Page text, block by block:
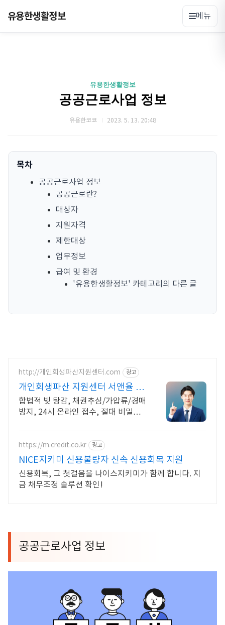
유용한생활정보 메뉴
유용한생활정보
공공근로사업 정보
유용한코코 2023. 5. 13. 20:48
목차
공공근로사업 정보
공공근로란?
대상자
지원자격
제한대상
업무정보
급여 및 환경
'유용한생활정보' 카테고리의 다른 글
http://개인회생파산지원센터.com 광고
개인회생파산 지원센터 서앤율 빚
탕감 모든 부채 해결
합법적 빚 탕감, 채권추심/가압류/경매
방지, 24시 온라인 접수, 절대 비밀보
https://m.credit.co.kr 광고
NICE지키미 신용불량자 신속 신용회복 지원
신용회복, 그 첫걸음을 나이스지키미가 함께 합니다. 지
금 채무조정 솔루션 확인!
공공근로사업 정보